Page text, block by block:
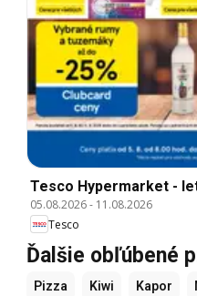
Tesco Hypermarket -
05.08.2026- 11.08.2026
Tesco
Ďalšie obľúbené
Pizza Kiwi Kapor